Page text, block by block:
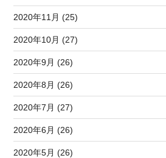
2020年11月 (25)
2020年10月 (27)
2020年9月 (26)
2020年8月 (26)
2020年7月 (27)
2020年6月 (26)
2020年5月 (26)